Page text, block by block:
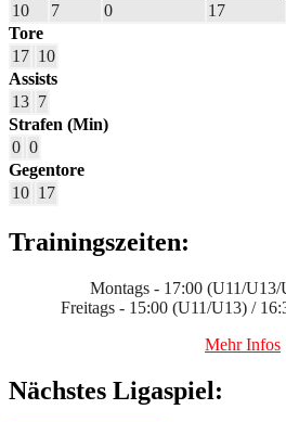
10
7 0
17
Tore
17 10
Assists
13 7
Strafen (Min)
0 0
Gegentore
10 17
Trainingszeiten:
Montags - 17:00 (U11/
Freitags - 15:00 (U11/U13) /
Mehr Infos
Nächstes Ligaspiel: